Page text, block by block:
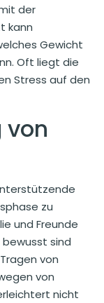
der
kann
Gewicht
Oft liegt die
Stress auf den
von
zu
und Freunde
bewusst sind
von
von
nicht